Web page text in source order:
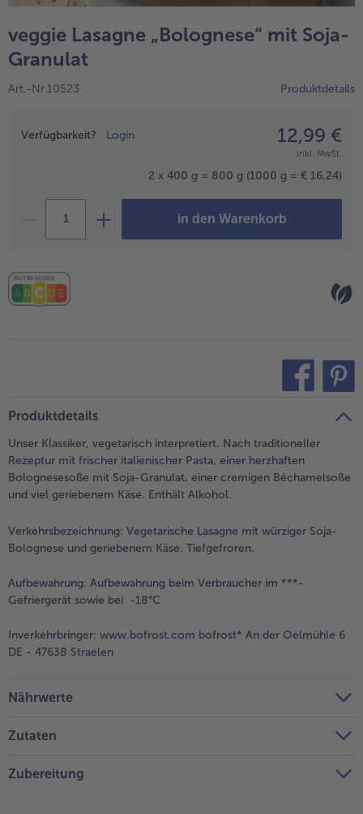
alle Küchenutensilien
alle bofrost*free
alle Pflanzliche Alternativprodukte
Heißluftfritteuse
- 5 € beim Kauf von 7 Schlemmermenüs nach Wahl
veggie Lasagne „Bolognese“ mit Soja-
Granulat
Art.-Nr.10523 Produktdetails
Preisangabe
Verfügbarkeit? Login 12,99 €
inkl. MwSt.
2 x 400 g = 800 g (1000 g = € 16,24)
in den Warenkorb
Produktdetails
Unser Klassiker, vegetarisch interpretiert. Nach traditioneller
Rezeptur mit frischer italienischer Pasta, einer herzhaften
Bolognesesoße mit Soja-Granulat, einer cremigen Béchamelsoße
und viel geriebenem Käse. Enthält Alkohol.
Verkehrsbezeichnung: Vegetarische Lasagne mit würziger Soja-
Bolognese und geriebenem Käse. Tiefgefroren.
Aufbewahrung: Aufbewahrung beim Verbraucher im ***-
Gefriergerät sowie bei -18°C
Inverkehrbringer: www.bofrost.com bofrost* An der Oelmühle 6
DE - 47638 Straelen
Nährwerte
Zutaten
Zubereitung